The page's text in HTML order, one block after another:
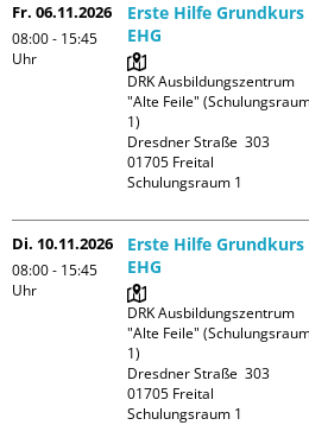
Fr. 06.11.2026
08:00 - 15:45
Uhr
Erste Hilfe Grundkurs
EHG
DRK Ausbildungszentrum
"Alte Feile"
1)
Dresdner Straße  303
01705 Freital
Schulungsraum 1
Di. 10.11.2026
08:00 - 15:45
Uhr
Erste Hilfe Grundkurs
EHG
DRK Ausbildungszentrum
"Alte Feile"
1)
Dresdner Straße  303
01705 Freital
Schulungsraum 1